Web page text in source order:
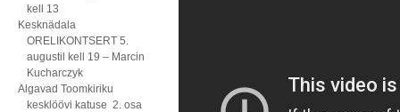
kell 13
Kesknädala
ORELIKONTSERT 5.
augustil kell 19 – Marcin
Kucharczyk
Algavad Toomkiriku
kesklöövi katuse 2. osa